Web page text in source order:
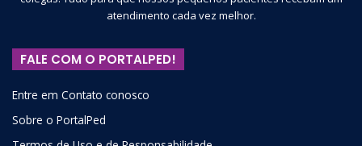
atendimento cada vez melhor.
FALE COM O PORTALPED!
Entre em Contato conosco
Sobre o PortalPed